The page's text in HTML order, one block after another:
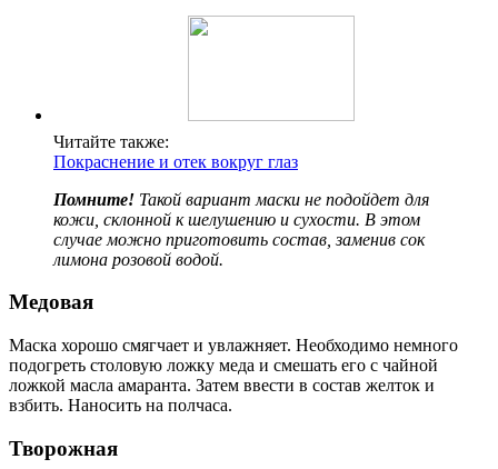
Читайте также:
Покраснение и отек вокруг глаз
Помните! Такой вариант маски не подойдет для
кожи, склонной к шелушению и сухости. В этом
случае можно приготовить состав, заменив сок
лимона розовой водой.
Медовая
Маска хорошо смягчает и увлажняет. Необходимо немного
подогреть столовую ложку меда и смешать его с чайной
ложкой масла амаранта. Затем ввести в состав желток и
взбить. Наносить на полчаса.
Творожная